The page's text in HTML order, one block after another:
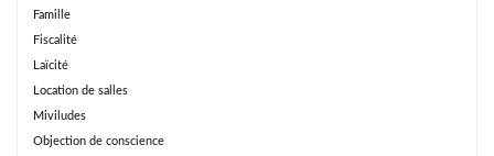
Famille
Fiscalité
Laïcité
Location de salles
Miviludes
Objection de conscience